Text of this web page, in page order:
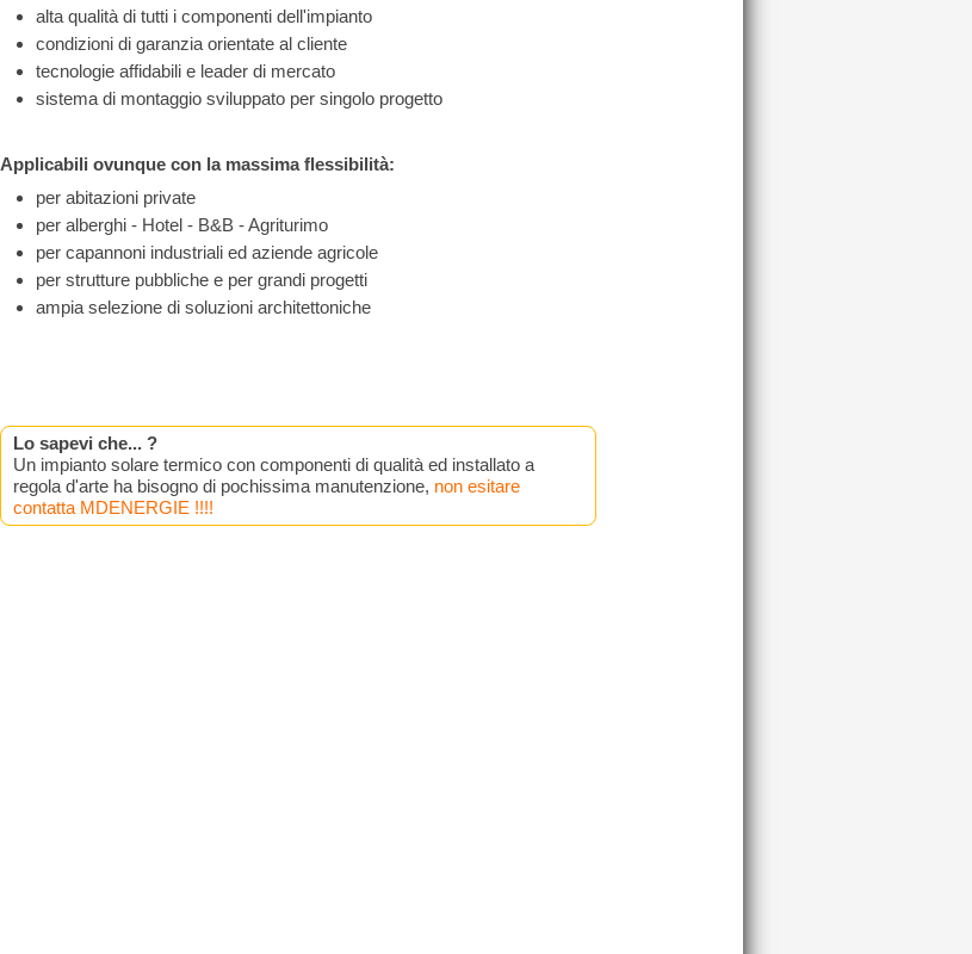
alta qualità di tutti i componenti dell'impianto
condizioni di garanzia orientate al cliente
tecnologie affidabili e leader di mercato
sistema di montaggio sviluppato per singolo progetto
Applicabili ovunque con la massima flessibilità:
per abitazioni private
per alberghi - Hotel - B&B - Agriturimo
per capannoni industriali ed aziende agricole
per strutture pubbliche e per grandi progetti
ampia selezione di soluzioni architettoniche
Lo sapevi che... ?
Un impianto solare termico con componenti di qualità ed installato a
regola d'arte ha bisogno di pochissima manutenzione, non esitare
contatta MDENERGIE !!!!